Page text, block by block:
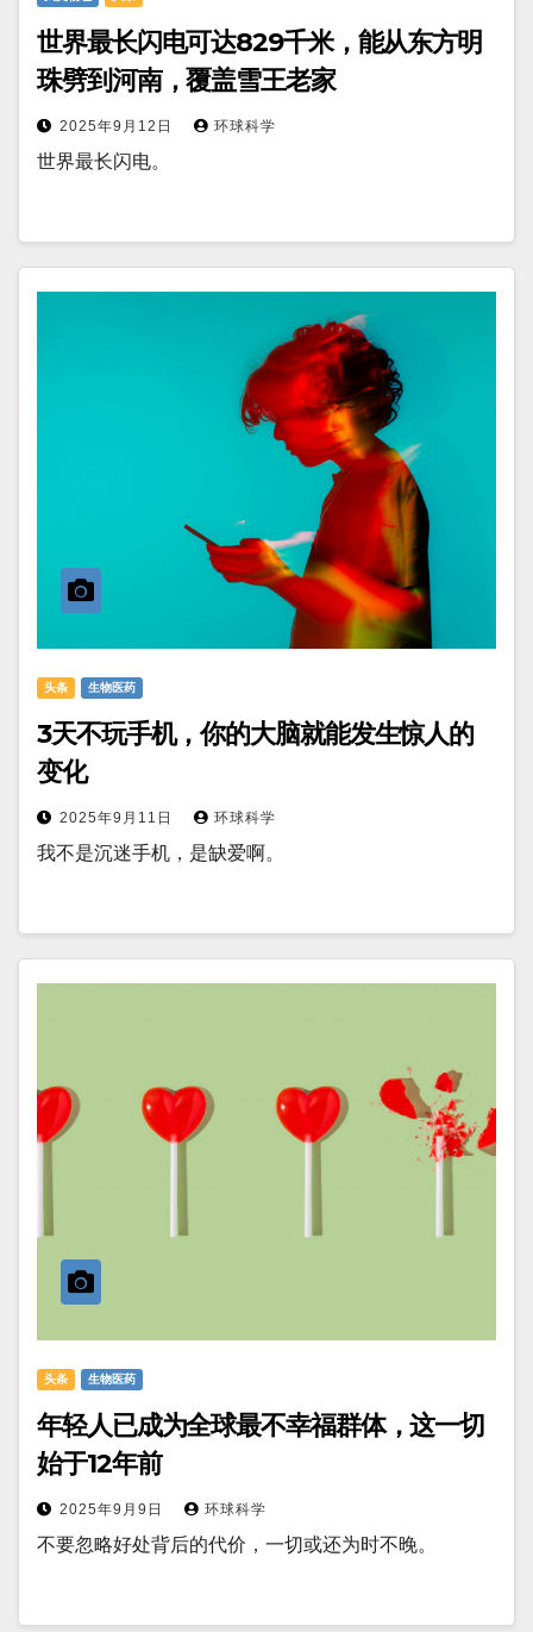
世界最长闪电可达829千米，能从东方明
珠劈到河南，覆盖雪王老家
2025年9月12日 环球科学
世界最长闪电。
头条 生物医药
3天不玩手机，你的大脑就能发生惊人的
变化
2025年9月11日 环球科学
我不是沉迷手机，是缺爱啊。
头条 生物医药
年轻人已成为全球最不幸福群体，这一切
始于12年前
2025年9月9日 环球科学
不要忽略好处背后的代价，一切或还为时不晚。